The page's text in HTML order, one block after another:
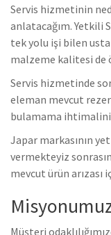
Servis hizmetinin
anlatacağım. Yetkili
tek yolu işi bilen usta
malzeme kalitesi de
Servis hizmetinde
eleman mevcut
bulamama
Japar markasının
vermekteyiz
mevcut ürün arızası
Müşteri